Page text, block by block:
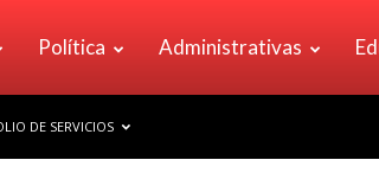
Política Administrativas
DE SERVICIOS